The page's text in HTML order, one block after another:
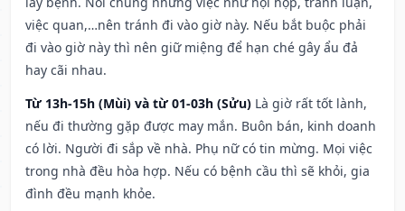
việc quan,…nên tránh đi vào giờ này. Nếu bắt buộc phải
đi vào giờ này thì nên giữ miệng để hạn ché gây ẩu đả
hay cãi nhau.
Từ 13h-15h (Mùi) và từ 01-03h (Sửu) Là giờ rất tốt lành,
nếu đi thường gặp được may mắn. Buôn bán, kinh doanh
có lời. Người đi sắp về nhà. Phụ nữ có tin mừng. Mọi việc
trong nhà đều hòa hợp. Nếu có bệnh cầu thì sẽ khỏi, gia
đình đều mạnh khỏe.